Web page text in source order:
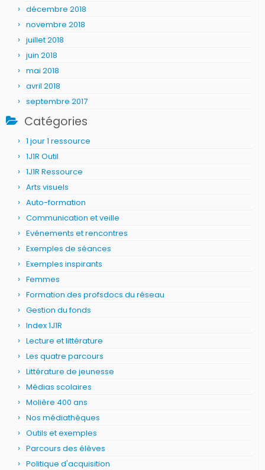
décembre 2018
novembre 2018
juillet 2018
juin 2018
mai 2018
avril 2018
septembre 2017
Catégories
1 jour 1 ressource
1J1R Outil
1J1R Ressource
Arts visuels
Auto-formation
Communication et veille
Evénements et rencontres
Exemples de séances
Exemples inspirants
Femmes
Formation des profsdocs du réseau
Gestion du fonds
Index 1J1R
Lecture et littérature
Les quatre parcours
Littérature de jeunesse
Médias scolaires
Molière 400 ans
Nos médiathèques
Outils et exemples
Parcours des élèves
Politique d'acquisition